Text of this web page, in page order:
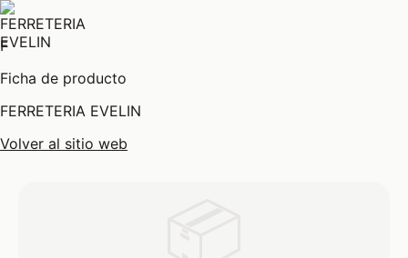
F
Ficha de producto
FERRETERIA EVELIN
Volver al sitio web